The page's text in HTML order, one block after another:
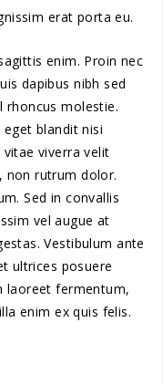
erat porta eu.
enim. Proin nec
dapibus nibh sed
rhoncus molestie.
blandit nisi
vitae viverra velit
non rutrum dolor.
Sed in convallis
vel augue at
Vestibulum ante
ultrices posuere
laoreet fermentum,
enim ex quis felis.